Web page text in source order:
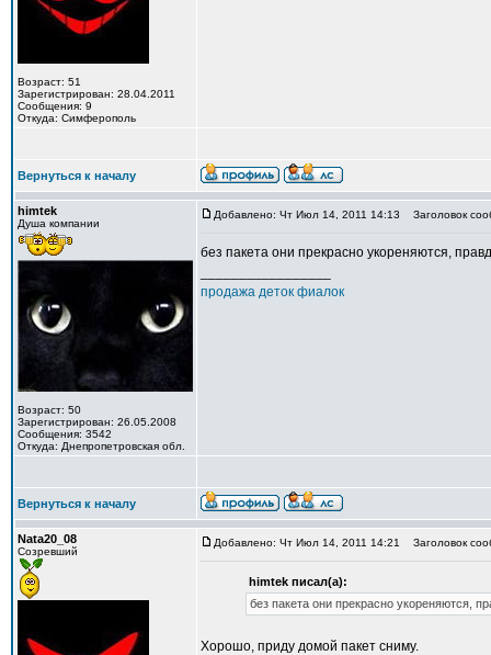
Возраст: 51
Зарегистрирован: 28.04.2011
Сообщения: 9
Откуда: Симферополь
Вернуться к началу
himtek
Душа компании
Возраст: 50
Зарегистрирован: 26.05.2008
Сообщения: 3542
Откуда: Днепропетровская обл.
Добавлено: Чт Июл 14, 2011 14:13 Заголовок
без пакета они прекрасно укореняются,
продажа деток фиалок
Вернуться к началу
Nata20_08
Созревший
Добавлено: Чт Июл 14, 2011 14:21 Заголовок
himtek писал(а):
без пакета они прекрасно укореняются,
Хорошо, приду домой пакет сниму.